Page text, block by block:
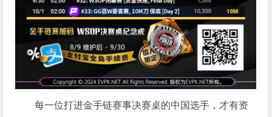
每一位打进金手链赛事决赛桌的中国选手，才有资